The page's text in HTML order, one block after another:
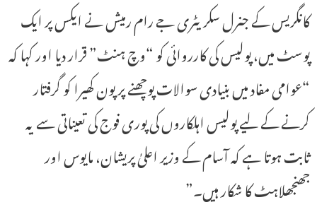
کانگریس کے جنرل سکریٹری جے رام رمیش نے ایکس پر ایک
پوسٹ میں، پولیس کی کارروائی کو “وچ ہنٹ” قرار دیا اور کہا کہ
“عوامی مفاد میں بنیادی سوالات پوچھنے پر پون کھیرا کو گرفتار
کرنے کے لیے پولیس اہلکاروں کی پوری فوج کی تعیناتی سے یہ
ثابت ہوتا ہے کہ آسام کے وزیر اعلیٰ پریشان، مایوس اور
جھنجھلاہٹ کا شکار ہیں۔”